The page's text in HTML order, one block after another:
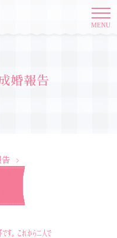
MENU
婚報告
告 >
す。これから二人で